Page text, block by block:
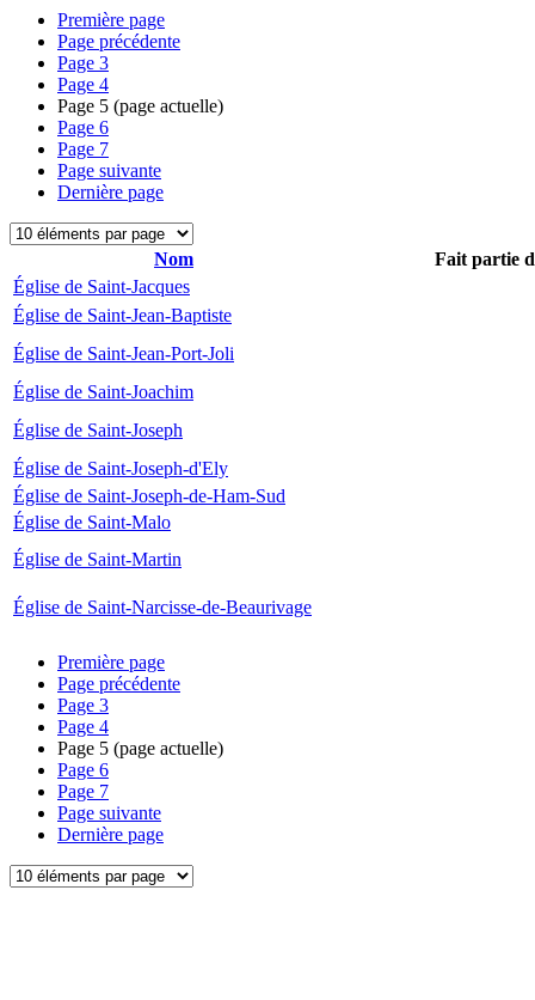
Première page
Page précédente
Page 3
Page 4
Page 5 (page actuelle)
Page 6
Page 7
Page suivante
Dernière page
Nom
Fait partie
Église de Saint-Jacques
Église de Saint-Jean-Baptiste
Église de Saint-Jean-Port-Joli
Église de Saint-Joachim
Église de Saint-Joseph
Église de Saint-Joseph-d'Ely
Église de Saint-Joseph-de-Ham-Sud
Église de Saint-Malo
Église de Saint-Martin
Église de Saint-Narcisse-de-Beaurivage
Première page
Page précédente
Page 3
Page 4
Page 5 (page actuelle)
Page 6
Page 7
Page suivante
Dernière page